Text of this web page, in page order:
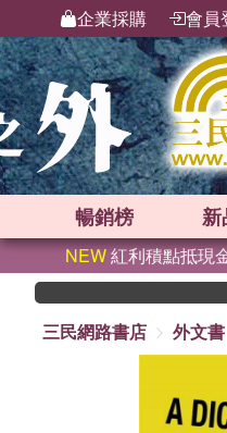
企業採購 會員
暢銷榜 新
NEW紅利積點抵現
三民網路書店
外文書